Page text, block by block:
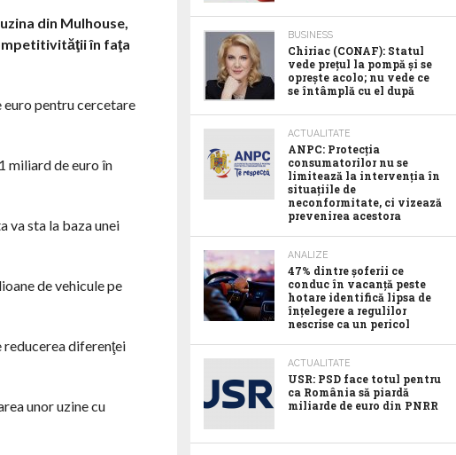
din Mulhouse,
în faţa
euro pentru cercetare
miliard de euro în
va sta la baza unei
de vehicule pe
diferenţei
unor uzine cu
BUSINESS
Chiriac (CONAF): Statul
vede prețul la pompă și se
oprește acolo; nu vede ce
se întâmplă cu el după
ACTUALITATE
ANPC: Protecția
consumatorilor nu se
limitează la intervenția în
situațiile de
neconformitate, ci vizează
prevenirea acestora
ANALIZE
47% dintre șoferii ce
conduc în vacanță peste
hotare identifică lipsa de
înțelegere a regulilor
nescrise ca un pericol
ACTUALITATE
USR: PSD face totul pentru
ca România să piardă
miliarde de euro din PNRR